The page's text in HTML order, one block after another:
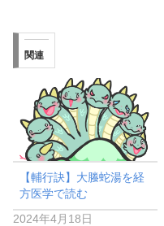
関連
【輔行訣】大螣蛇湯を経
方医学で読む
2024年4月18日